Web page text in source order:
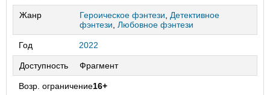
Жанр Героическое фэнтези
Детективное
фэнтези Любовное фэнтези
Год 2022
Доступность Фрагмент
Возр. ограничение16+